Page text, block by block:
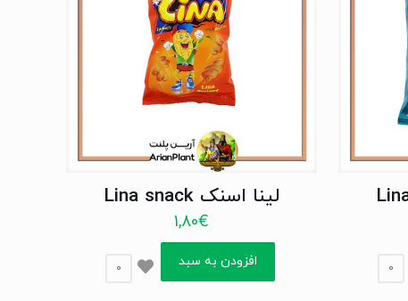
0
لینا اسنک Lina snack
1,80€
افزودن به سبد 0